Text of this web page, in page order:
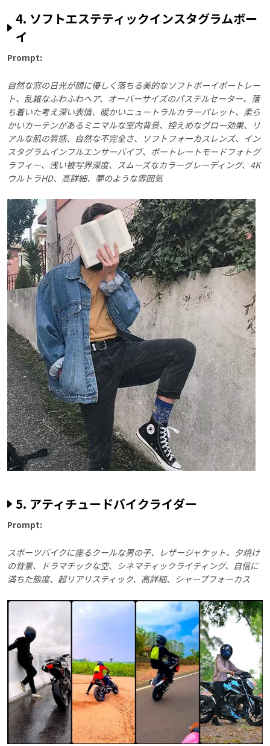
4. ソフトエステティックインスタグラムボー
イ
Prompt:
自然な窓の日光が顔に優しく落ちる美的なソフトボーイポートレー
ト、乱雑なふわふわヘア、オーバーサイズのパステルセーター、落
ち着いた考え深い表情、暖かいニュートラルカラーパレット、柔ら
かいカーテンがあるミニマルな室内背景、控えめなグロー効果、リ
アルな肌の質感、自然な不完全さ、ソフトフォーカスレンズ、イン
スタグラムインフルエンサーバイブ、ポートレートモードフォトグ
ラフィー、浅い被写界深度、スムーズなカラーグレーディング、4K
ウルトラHD、高詳細、夢のような雰囲気
5. アティチュードバイクライダー
Prompt:
スポーツバイクに座るクールな男の子、レザージャケット、夕焼け
の背景、ドラマチックな空、シネマティックライティング、自信に
満ちた態度、超リアリスティック、高詳細、シャープフォーカス